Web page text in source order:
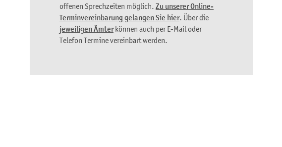
offenen Sprechzeiten möglich. Zu unserer Online-
Terminvereinbarung gelangen Sie hier. Über die
jeweiligen Ämterkönnen auch per E-Mail oder
Telefon Termine vereinbart werden.